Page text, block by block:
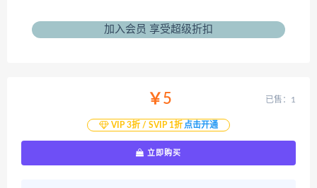
加入会员 享受超级折扣
￥5
VIP 3折 / SVIP 1折 点击开通
已售：1
立即购买